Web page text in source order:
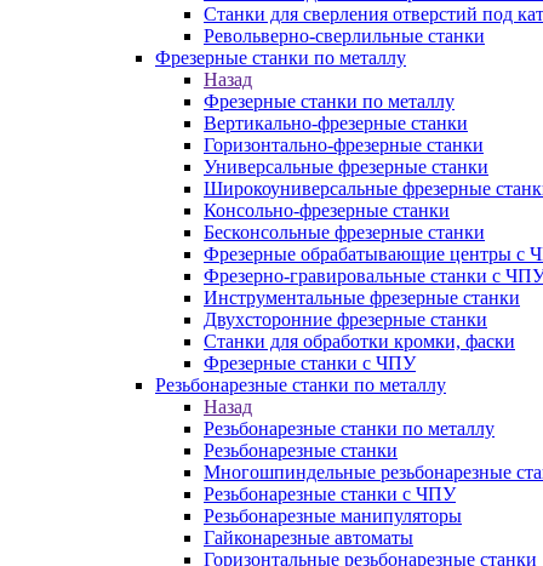
Станки для сверления отверстий под
Револьверно-сверлильные станки
Фрезерные станки по металлу
Назад
Фрезерные станки по металлу
Вертикально-фрезерные станки
Горизонтально-фрезерные станки
Универсальные фрезерные станки
Широкоуниверсальные фрезерные
Консольно-фрезерные станки
Бесконсольные фрезерные станки
Фрезерные обрабатывающие центры с
Фрезерно-гравировальные станки с
Инструментальные фрезерные станки
Двухсторонние фрезерные станки
Станки для обработки кромки, фаски
Фрезерные станки с ЧПУ
Резьбонарезные станки по металлу
Назад
Резьбонарезные станки по металлу
Резьбонарезные станки
Многошпиндельные резьбонарезные
Резьбонарезные станки с ЧПУ
Резьбонарезные манипуляторы
Гайконарезные автоматы
Горизонтальные резьбонарезные станки